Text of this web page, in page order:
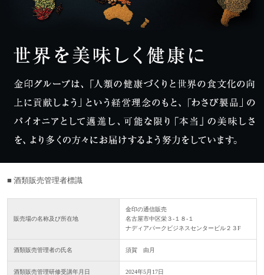
■ 酒類販売管理者標識
販売場の名称及び所在地
金印の通信販売
名古屋市中区栄３-１８-１
ナディアパークビジネスセンタービル２３F
酒類販売管理者の氏名 須賀 由月
酒類販売管理研修受講年月日 2024年5月17日